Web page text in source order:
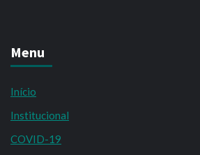
Menu
Início
Institucional
COVID-19